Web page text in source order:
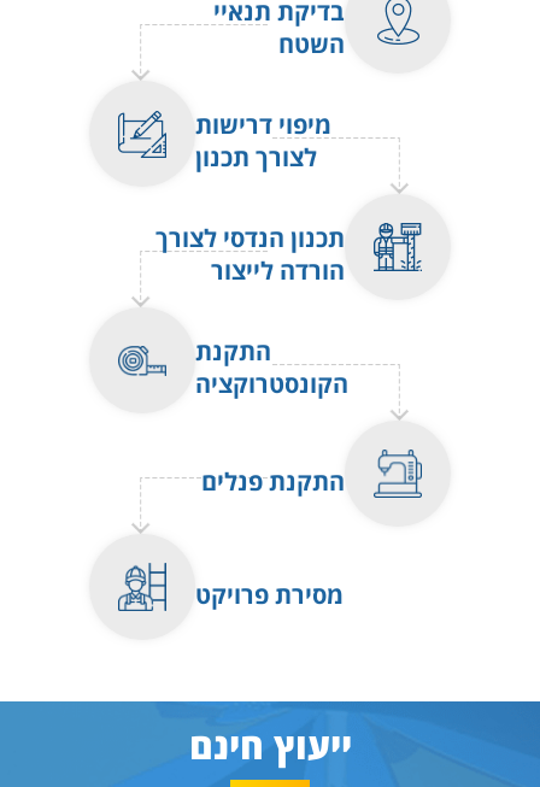
בדיקת תנאיי
השטח
מיפוי דרישות
לצורך תכנון
תכנון הנדסי לצורך
הורדה לייצור
התקנת
הקונסטרוקציה
התקנת פנלים
מסירת פרויקט
ייעוץ חינם